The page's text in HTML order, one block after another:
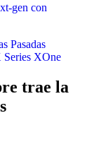
gen con
Pasadas
XOne
trae la